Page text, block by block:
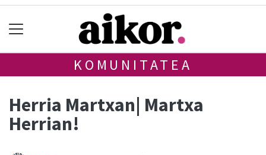
KOMUNITATEA
Herria Martxan| Martxa
Herrian!